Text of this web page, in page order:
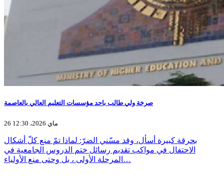
صرخة ولي طالب باحد مؤسسات التعليم العالي بالعاصمة
26 ماي 2026، 12:30
بحرقة كبيرة أسأل، وقد مسّني الضرّ: لماذا تمّ منع كلّ أشكال
الاحتفال في مواكب تقديم رسائل ختم الدروس الجامعية في
المرحلة الأولى ، بل وحتى منع الأولياء…